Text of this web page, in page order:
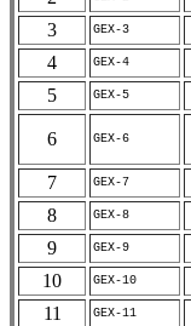
3
GEX-3
4
GEX-4
5
GEX-5
6 GEX-6
7 GEX-7
8
GEX-8
9
GEX-9
10
GEX-10
11
GEX-11